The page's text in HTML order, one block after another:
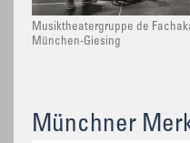
Musiktheatergruppe de
München-Giesing
Münchner